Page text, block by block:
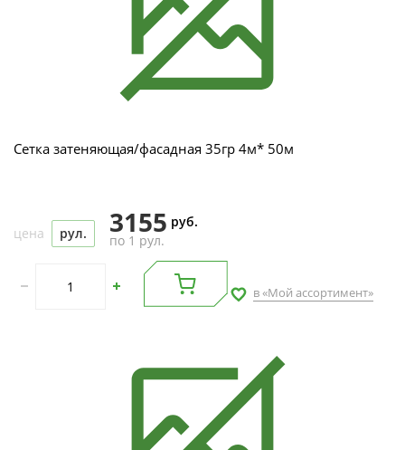
Сетка затеняющая/фасадная 35гр 4м* 50м
цена рул. 3155 руб.
по 1 рул.
в «Мой ассортимент»